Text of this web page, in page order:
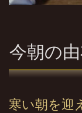
今朝の
寒い朝を迎